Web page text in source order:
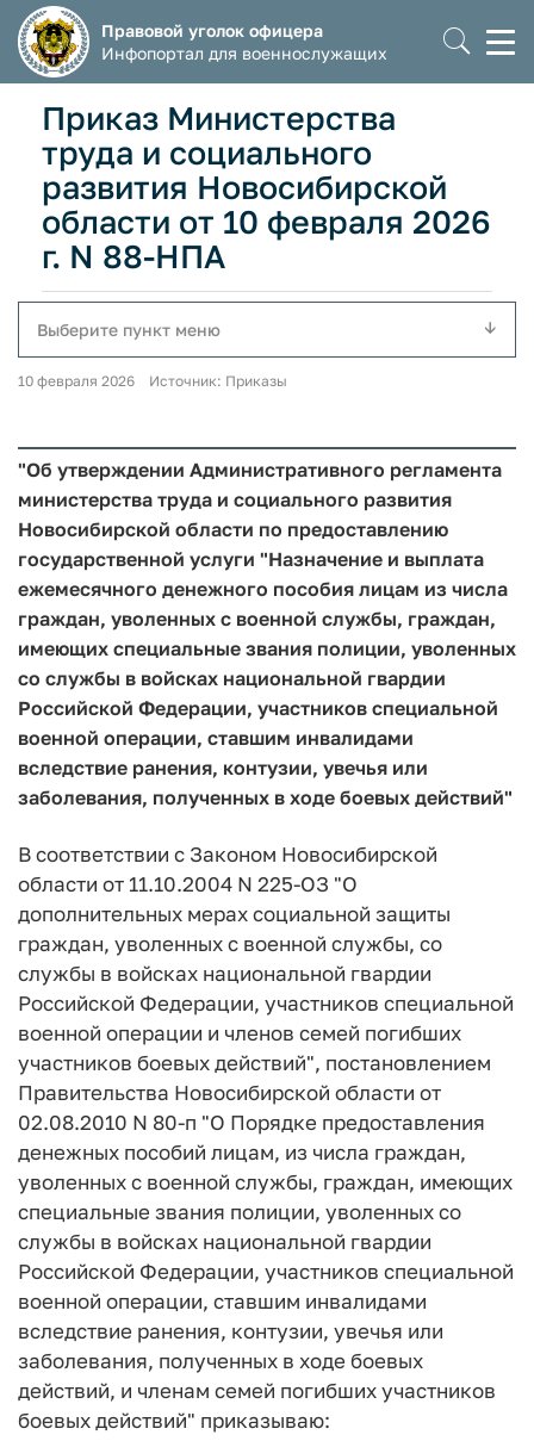
Правовой уголок офицера
Инфопортал для военнослужащих
Приказ Министерства
труда и социального
развития Новосибирской
области от 10 февраля 2026
г. N 88-НПА
Выберите пункт меню
10 февраля 2026 Источник: Приказы
"Об утверждении Административного регламента
министерства труда и социального развития
Новосибирской области по предоставлению
государственной услуги "Назначение и выплата
ежемесячного денежного пособия лицам из числа
граждан, уволенных с военной службы, граждан,
имеющих специальные звания полиции, уволенных
со службы в войсках национальной гвардии
Российской Федерации, участников специальной
военной операции, ставшим инвалидами
вследствие ранения, контузии, увечья или
заболевания, полученных в ходе боевых действий"
В соответствии с Законом Новосибирской
области от 11.10.2004 N 225-ОЗ "О
дополнительных мерах социальной защиты
граждан, уволенных с военной службы, со
службы в войсках национальной гвардии
Российской Федерации, участников специальной
военной операции и членов семей погибших
участников боевых действий", постановлением
Правительства Новосибирской области от
02.08.2010 N 80-п "О Порядке предоставления
денежных пособий лицам, из числа граждан,
уволенных с военной службы, граждан, имеющих
специальные звания полиции, уволенных со
службы в войсках национальной гвардии
Российской Федерации, участников специальной
военной операции, ставшим инвалидами
вследствие ранения, контузии, увечья или
заболевания, полученных в ходе боевых
действий, и членам семей погибших участников
боевых действий" приказываю: